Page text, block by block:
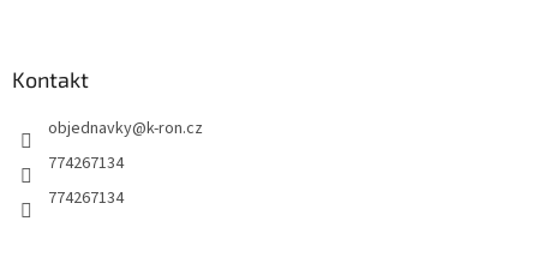
Kontakt
objednavky@k-ron.cz
774267134
774267134